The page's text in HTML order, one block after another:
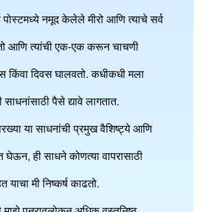
पोस्टमध्ये नमूद केलेले मीरो आणि त्याचे सर्व
आणि त्यांची एक-एक करून चाचणी
किंवा दिवस घालवतो. कधीकधी मला
साधनांसाठी पैसे द्यावे लागतात.
या साधनांची प्रमुख वैशिष्ट्ये आणि
घेऊन, ही साधने कोणत्या वापरासाठी
याचा मी निष्कर्ष काढतो.